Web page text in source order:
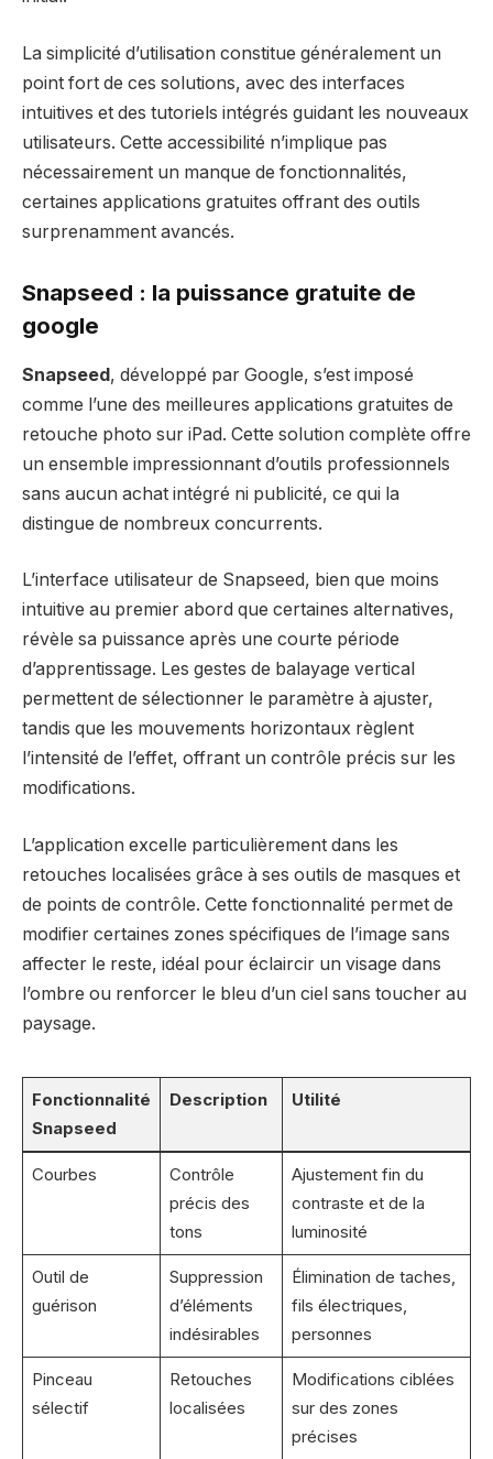
La simplicité d’utilisation constitue généralement un
point fort de ces solutions, avec des interfaces
intuitives et des tutoriels intégrés guidant les nouveaux
utilisateurs. Cette accessibilité n’implique pas
nécessairement un manque de fonctionnalités,
certaines applications gratuites offrant des outils
surprenamment avancés.
Snapseed : la puissance gratuite de
google
Snapseed, développé par Google, s’est imposé
comme l’une des meilleures applications gratuites de
retouche photo sur iPad. Cette solution complète offre
un ensemble impressionnant d’outils professionnels
sans aucun achat intégré ni publicité, ce qui la
distingue de nombreux concurrents.
L’interface utilisateur de Snapseed, bien que moins
intuitive au premier abord que certaines alternatives,
révèle sa puissance après une courte période
d’apprentissage. Les gestes de balayage vertical
permettent de sélectionner le paramètre à ajuster,
tandis que les mouvements horizontaux règlent
l’intensité de l’effet, offrant un contrôle précis sur les
modifications.
L’application excelle particulièrement dans les
retouches localisées grâce à ses outils de masques et
de points de contrôle. Cette fonctionnalité permet de
modifier certaines zones spécifiques de l’image sans
affecter le reste, idéal pour éclaircir un visage dans
l’ombre ou renforcer le bleu d’un ciel sans toucher au
paysage.
Fonctionnalité
Snapseed
Description Utilité
Courbes
Contrôle
précis des
tons
Ajustement fin du
contraste et de la
luminosité
Outil de
guérison
Suppression
d’éléments
indésirables
Élimination de taches,
fils électriques,
personnes
Pinceau
sélectif
Retouches
localisées
Modifications ciblées
sur des zones
précises